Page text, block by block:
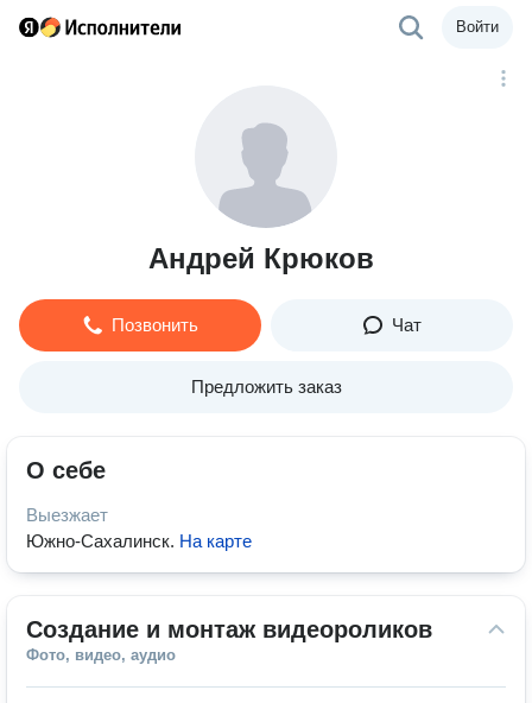
Войти
Андрей Крюков
Позвонить Чат
Предложить заказ
О себе
Выезжает
Южно-Сахалинск. На карте
Создание и монтаж видеороликов
Фото, видео, аудио